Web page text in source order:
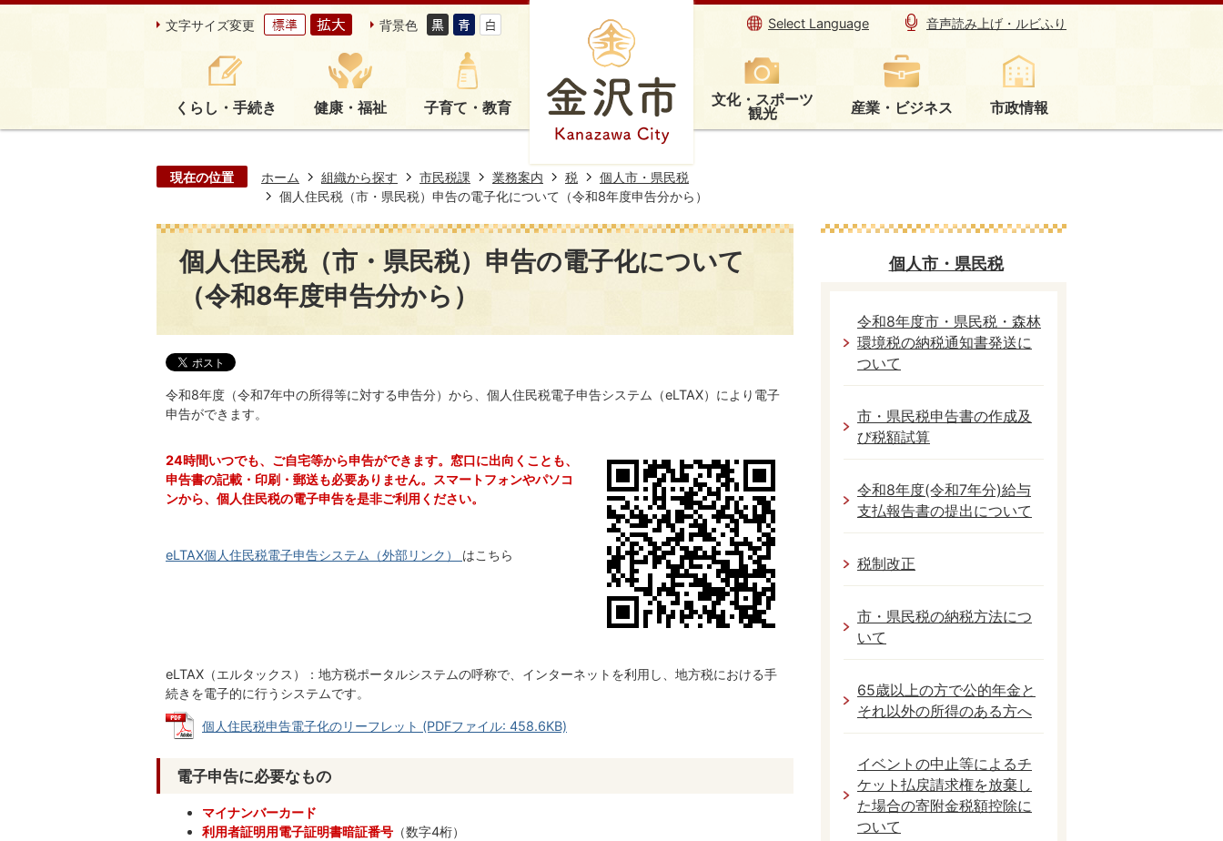
文字サイズ変更 背景色 Select Language 音声読み上げ・ルビふり
くらし・手続き 健康・福祉 子育て・教育 文化・スポーツ
観光 産業・ビジネス 市政情報
現在の位置 ホーム 組織から探す 市民税課 業務案内 税
個人市・県民税
個人住民税（市・県民税）申告の電子化について（令和8年度申告分から）
個人住民税（市・県民税）申告の電子化について
（令和8年度申告分から）
令和8年度（令和7年中の所得等に対する申告分）から、個人住民税電子申告システム（eLTAX）により電子
申告ができます。
24時間いつでも、ご自宅等から申告ができます。窓口に出向くことも、
申告書の記載・印刷・郵送も必要ありません。スマートフォンやパソコ
ンから、個人住民税の電子申告を是非ご利用ください。
eLTAX個人住民税電子申告システム（外部リンク） はこちら
eLTAX（エルタックス）：地方税ポータルシステムの呼称で、インターネットを利用し、地方税における手
続きを電子的に行うシステムです。
個人住民税申告電子化のリーフレット (PDFファイル: 458.6KB)
電子申告に必要なもの
マイナンバーカード
利用者証明用電子証明書暗証番号 （数字4桁）
個人市・県民税
令和8年度市・県民税・森林
環境税の納税通知書発送に
ついて
市・県民税申告書の作成及
び税額試算
令和8年度(令和7年分)給与
支払報告書の提出について
税制改正
市・県民税の納税方法につ
いて
65歳以上の方で公的年金と
それ以外の所得のある方へ
イベントの中止等によるチ
ケット払戻請求権を放棄し
た場合の寄附金税額控除に
ついて